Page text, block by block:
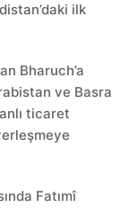
ilk
Bharuch’a
ve Basra
ticaret
Fatımî